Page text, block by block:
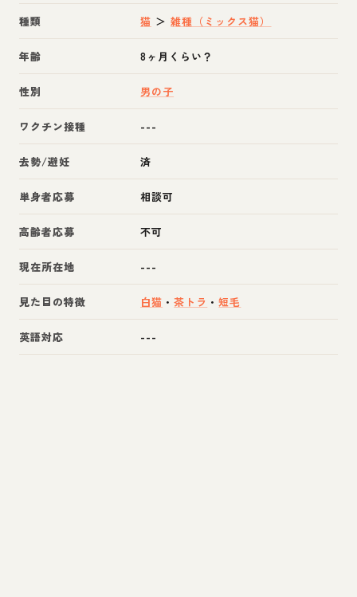
種類 猫 ＞雑種（ミックス猫）
年齢 8ヶ月くらい？
性別 男の子
ワクチン接種 ---
去勢/避妊 済
単身者応募 相談可
高齢者応募 不可
現在所在地 ---
見た目の特徴 白猫 ・茶トラ ・短毛
英語対応 ---